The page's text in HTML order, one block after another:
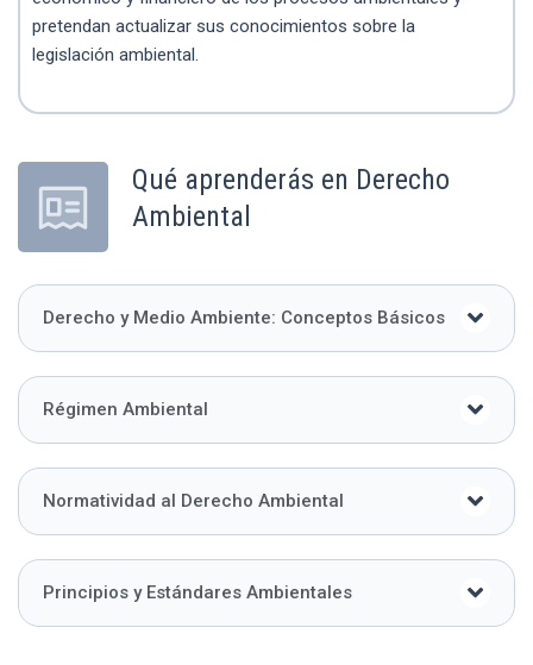
pretendan actualizar sus conocimientos sobre la
legislación ambiental.
Qué aprenderás en Derecho
Ambiental
Derecho y Medio Ambiente: Conceptos Básicos
Régimen Ambiental
Normatividad al Derecho Ambiental
Principios y Estándares Ambientales